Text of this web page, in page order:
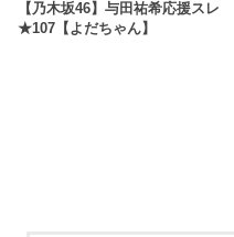
【乃木坂46】与田祐希応援スレ
★107【よだちゃん】